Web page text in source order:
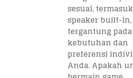
sesuai, termasuk
speaker built-in,
tergantung pada
kebutuhan dan
preferensi
Anda. Apakah